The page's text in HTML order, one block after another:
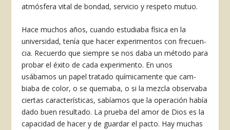
atmósfera vital de bondad, servicio y respeto mutuo.
Hace muchos años, cuando estu­diaba física en la
universidad, tenía que hacer experimentos con frecuen­
cia. Recuerdo que siempre se nos daba un método para
probar el éxito de ca­da experimento. En unos
usábamos un papel tratado químicamente que cam­
biaba de color, o se quemaba, o si la mezcla observaba
ciertas características, sabíamos que la operación había
dado buen resultado. La prueba del amor de Dios es la
capacidad de hacer y de guardar el pacto. Hay muchas